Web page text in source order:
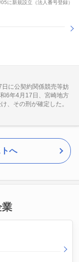
に新規設立（法人番号登録）
に公契約関係競売等妨
6年4月17日、宮崎地方
、その刑が確定した。
へ
業